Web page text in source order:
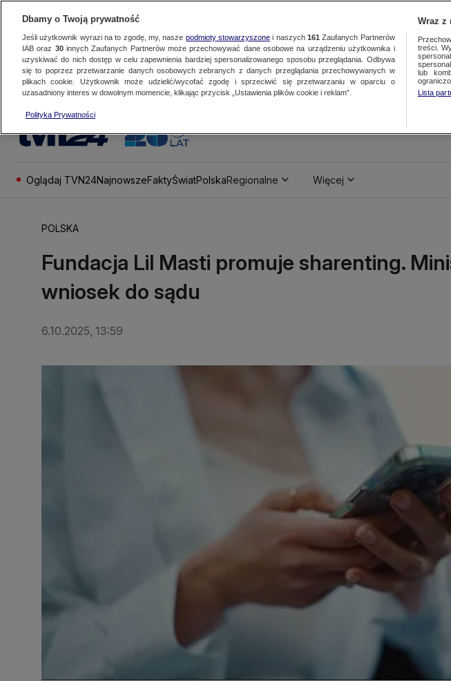
Oglądaj TVN24NajnowszeFaktyŚwiatPolskaRegionalne Więcej
POLSKA
Fundacja Lil Masti promuje sharenting.
wniosek do sądu
6.10.2025, 13:59
Dbamy o Twoją prywatność
Jeśli użytkownik wyrazi na to zgodę, my, nasze podmioty stowarzyszonei naszych 161 Zaufanych Partnerów
IAB oraz 30innych Zaufanych Partnerów może przechowywać dane osobowe na urządzeniu użytkownika i
uzyskiwać do nich dostęp w celu zapewnienia bardziej spersonalizowanego sposobu przeglądania. Odbywa
się to poprzez przetwarzanie danych osobowych zebranych z danych przeglądania przechowywanych w
plikach cookie. Użytkownik może udzielić/wycofać zgodę i sprzeciwić się przetwarzaniu w oparciu o
uzasadniony interes w dowolnym momencie, klikając przycisk „Ustawienia plików cookie i reklam”.
Polityka Prywatności
Wraz z
treści.
lub
Lista